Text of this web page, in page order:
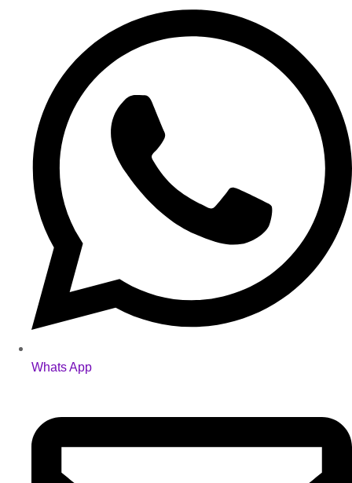
Whats App